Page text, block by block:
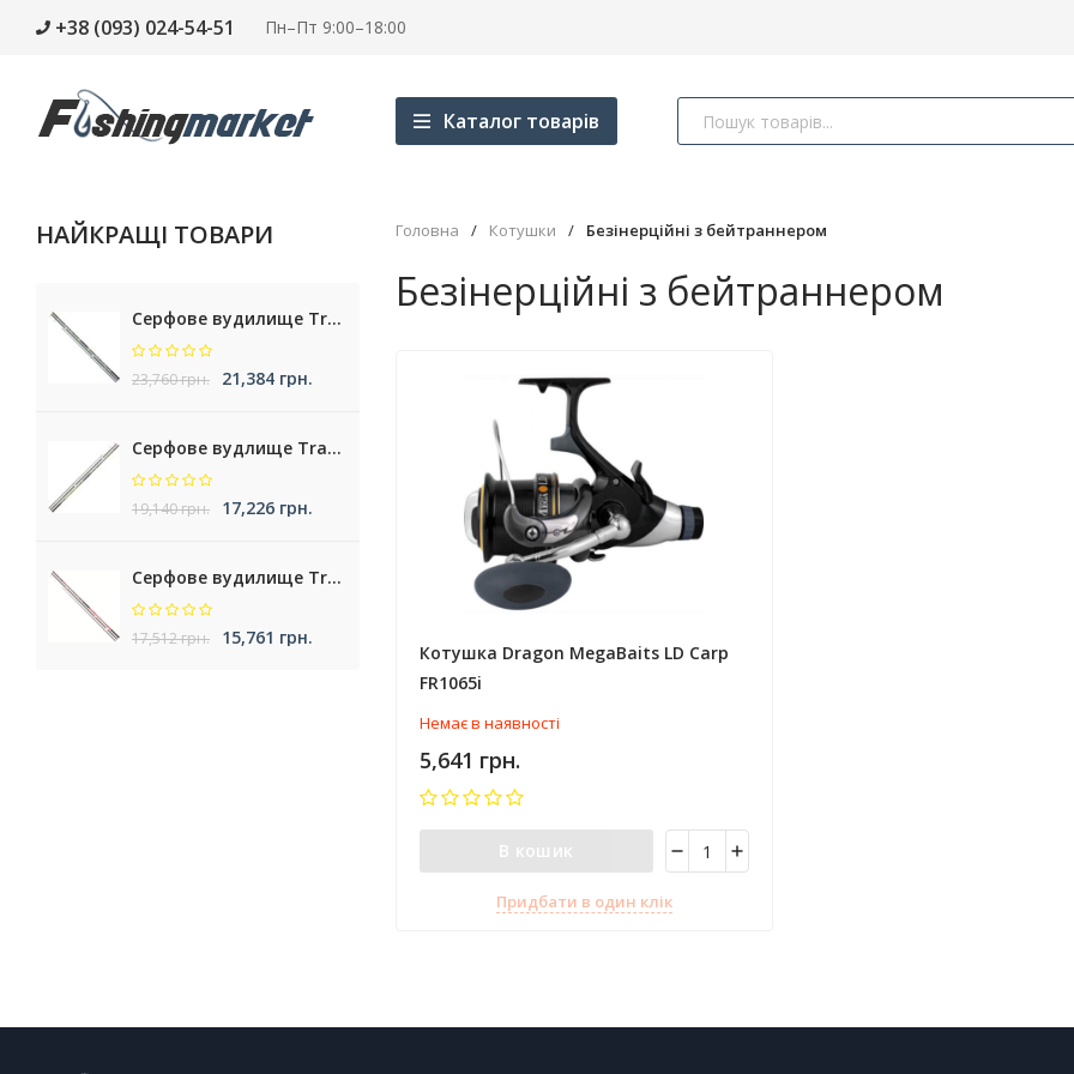
+38 (093) 024-54-51 Пн–Пт 9:00–18:00
Каталог товарів
НАЙКРАЩІ ТОВАРИ
Серфове вудилище Trabucco Cassiopea NXT Surf
23,760 грн. 21,384 грн.
Серфове вудлище Trabucco Nemesea XT Surf
19,140 грн. 17,226 грн.
Серфове вудилище Trabucco Krypteria XR Surf
17,512 грн. 15,761 грн.
Головна / Котушки / Безінерційні з бейтраннером
Безінерційні з бейтраннером
Котушка Dragon MegaBaits LD Carp
FR1065i
Немає в наявності
5,641 грн.
В кошик
Придбати в один клік